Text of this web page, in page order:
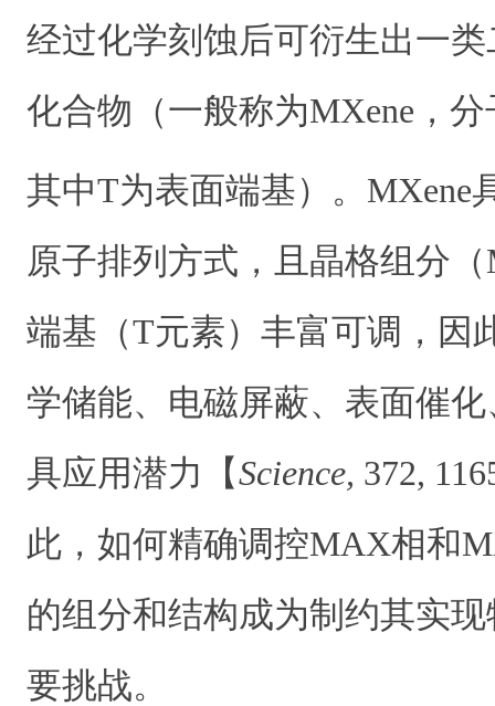
经过化学刻蚀后可衍生出一
化合物（一般称为MXene，
其中T为表面端基）。MXene
原子排列方式，且晶格组分
端基（T元素）丰富可调，因
学储能、电磁屏蔽、表面催
具应用潜力【Science, 372,
此，如何精确调控MAX相和
的组分和结构成为制约其实
要挑战。